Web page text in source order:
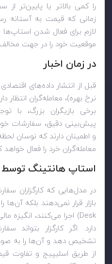
را کمی بالاتر یا پایین‌تر
زمانی که قیمت به آستانه
لازم برای فعال شدن
موقعیت خود را در جهت مخالف
در زمان اخبار
قبل از انتشار داده‌های
نرخ بهره)، معامله‌گران
برخی بازیگران بزرگ، با
پیش‌بینی دقیق، سفارشات
و اطمینان دارند که نوسان
معامله‌گران خرد را فعال خواهد
استاپ هانتینگ توسط
در مدل‌هایی که کارگزاران
بازار قرار نمی‌دهند بلکه آن‌ها
Desk) اجرا می‌کنند، انگیزه
دارد. اگر کارگزار بتواند
تشخیص دهد و آن‌ها را به
از طریق اسلیپیج و تفاوت